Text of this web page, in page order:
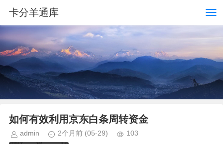
卡分羊通库
如何有效利用京东白条周转资金
admin 2个月前 (05-29) 103